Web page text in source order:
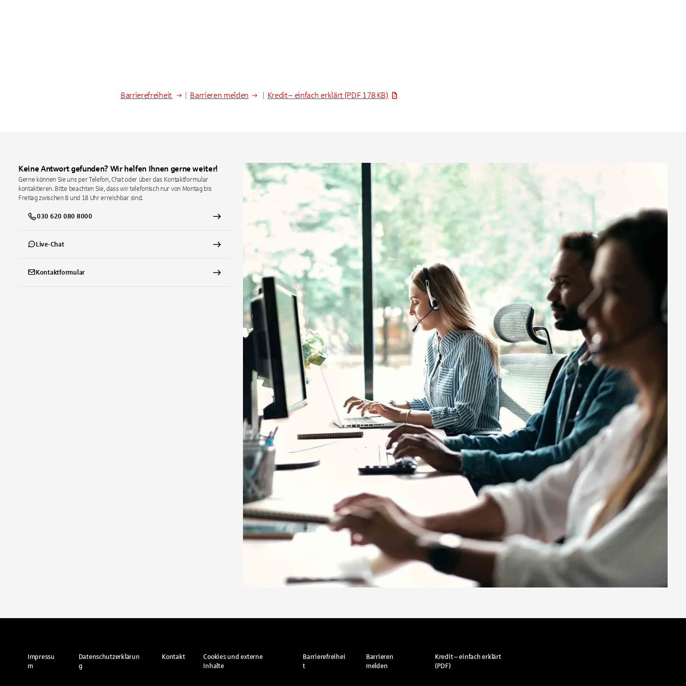
Barrierefreiheit Barrieren melden Kredit – einfach erklärt (PDF 178 KB)
Keine Antwort gefunden? Wir helfen Ihnen gerne weiter!
Gerne können Sie uns per Telefon, Chat oder über das Kontaktformular
kontaktieren. Bitte beachten Sie, dass wir telefonisch nur von Montag bis
Freitag zwischen 8 und 18 Uhr erreichbar sind.
030 620 080 8000
Live-Chat
Kontaktformular
Impressu
m
Datenschutzerklärun
g
Kontakt
Cookies und externe
Inhalte
Barrierefreihei
t
Barrieren
melden
Kredit – einfach erklärt
(PDF)